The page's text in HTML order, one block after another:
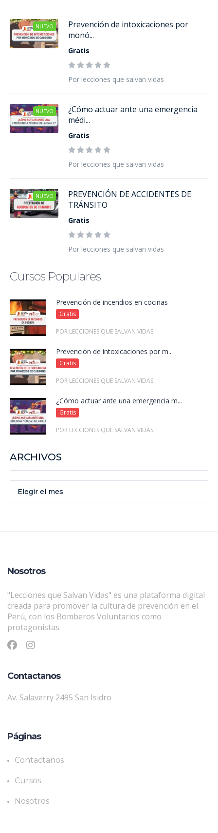
NUEVO
Prevención de intoxicaciones por
monó...
Gratis
Por lecciones que salvan vidas
NUEVO
¿Cómo actuar ante una emergencia
médi...
Gratis
Por lecciones que salvan vidas
NUEVO
PREVENCIÓN DE ACCIDENTES DE
TRÁNSITO
Gratis
Por lecciones que salvan vidas
Cursos Populares
Prevención de incendios en cocinas
Gratis
POR LECCIONES QUE SALVAN VIDAS
Prevención de intoxicaciones por m...
Gratis
POR LECCIONES QUE SALVAN VIDAS
¿Cómo actuar ante una emergencia m...
Gratis
POR LECCIONES QUE SALVAN VIDAS
ARCHIVOS
Elegir el mes
Nosotros
"Lecciones que Salvan Vidas" es una plataforma digital
creada para promover la cultura de prevención en el
Perú, con los Bomberos Voluntarios como
protagonistas.
Contactanos
Av. Salaverry 2495 San Isidro
Páginas
Contactanos
Cursos
Nosotros